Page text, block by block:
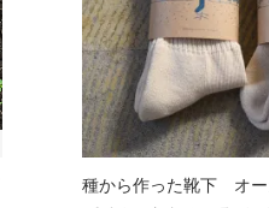
種から作った靴下 オー